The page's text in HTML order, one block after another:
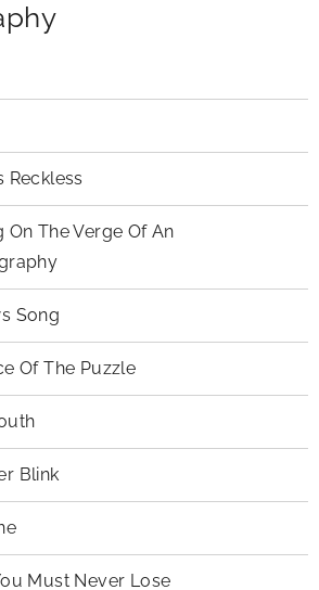
Reckless
On The Verge Of An
Song
Of The Puzzle
Blink
Must Never Lose